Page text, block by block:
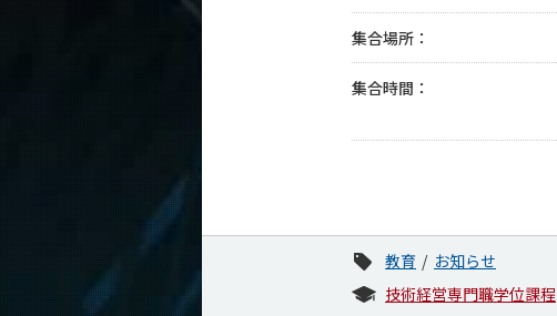
集合場所：
集合時間：
教育
お知らせ
技術経営専門職学位課程